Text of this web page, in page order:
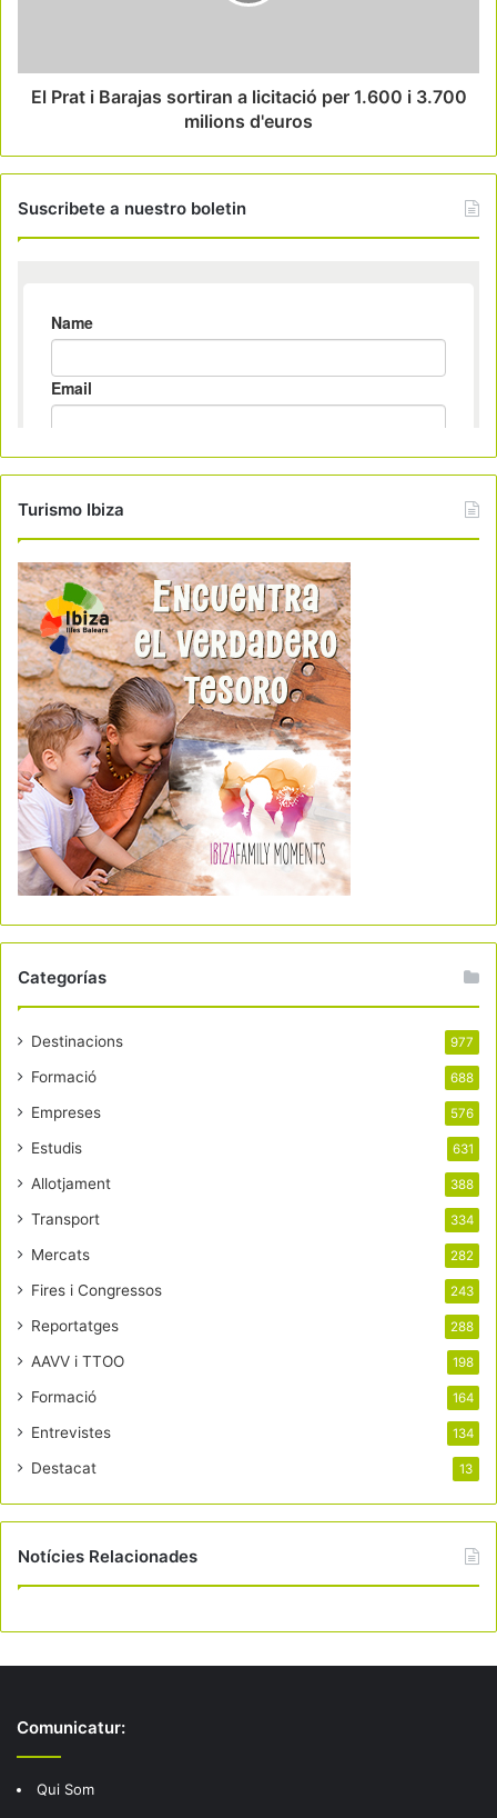
El Prat i Barajas sortiran a licitació per 1.600 i 3.700
milions d'euros
Suscribete a nuestro boletin
Turismo Ibiza
Categorías
Destinacions 977
Formació 688
Empreses 576
Estudis 631
Allotjament 388
Transport 334
Mercats 282
Fires i Congressos 243
Reportatges 288
AAVV i TTOO 198
Formació 164
Entrevistes 134
Destacat 13
Notícies Relacionades
Comunicatur:
Qui Som